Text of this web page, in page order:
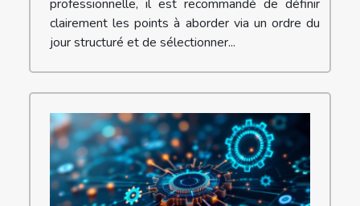
professionnelle, il est recommandé de définir
clairement les points à aborder via un ordre du
jour structuré et de sélectionner...